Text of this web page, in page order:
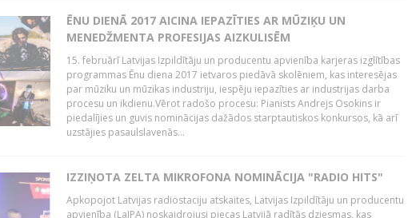
ĒNU DIENĀ 2017 AICINA IEPAZĪTIES AR MŪZIĶU UN
MENEDŽMENTA PROFESIJAS AIZKULISĒM
15. februārī Latvijas Izpildītāju un producentu apvienība karjeras izglītības
programmas Ēnu diena 2017 ietvaros piedāvā skolēniem, kas interesējas
par mūziku un mūzikas industriju, iespēju iepazīties ar industrijas darba
procesu un ikdienu.Vērot radošo procesu: Pianists Andrejs Osokins ir
piedalījies un guvis nominācijas dažādos starptautiskos konkursos, kā arī
uzstājies pasaulslavenās...
IZZIŅOTA ZELTA MIKROFONA NOMINĀCIJA "RADIO HITS"
Apkopojot Latvijas radiostaciju atskaites, Latvijas Izpildītāju un producentu
apvienība (LaIPA) noskaidrojusi piecas Latvijā radītās dziesmas, kas